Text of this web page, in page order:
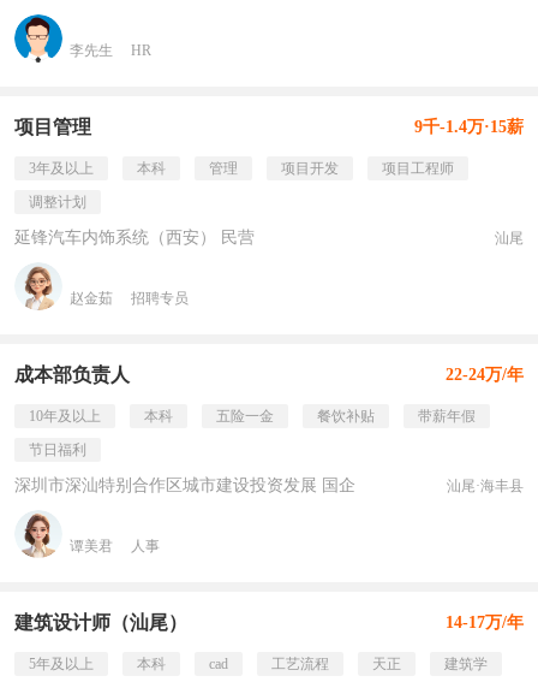
李先生 HR
项目管理 9千-1.4万·15薪
3年及以上 本科 管理 项目开发
项目工程师
调整计划
延锋汽车内饰系统（西安） 民营 汕尾
赵金茹 招聘专员
成本部负责人 22-24万/年
10年及以上 本科 五险一金 餐饮补贴
带薪年假
节日福利
深圳市深汕特别合作区城市建设投资发展 国企 汕尾·海丰县
谭美君 人事
建筑设计师（汕尾） 14-17万/年
5年及以上 本科 cad 工艺流程 天正 建筑学